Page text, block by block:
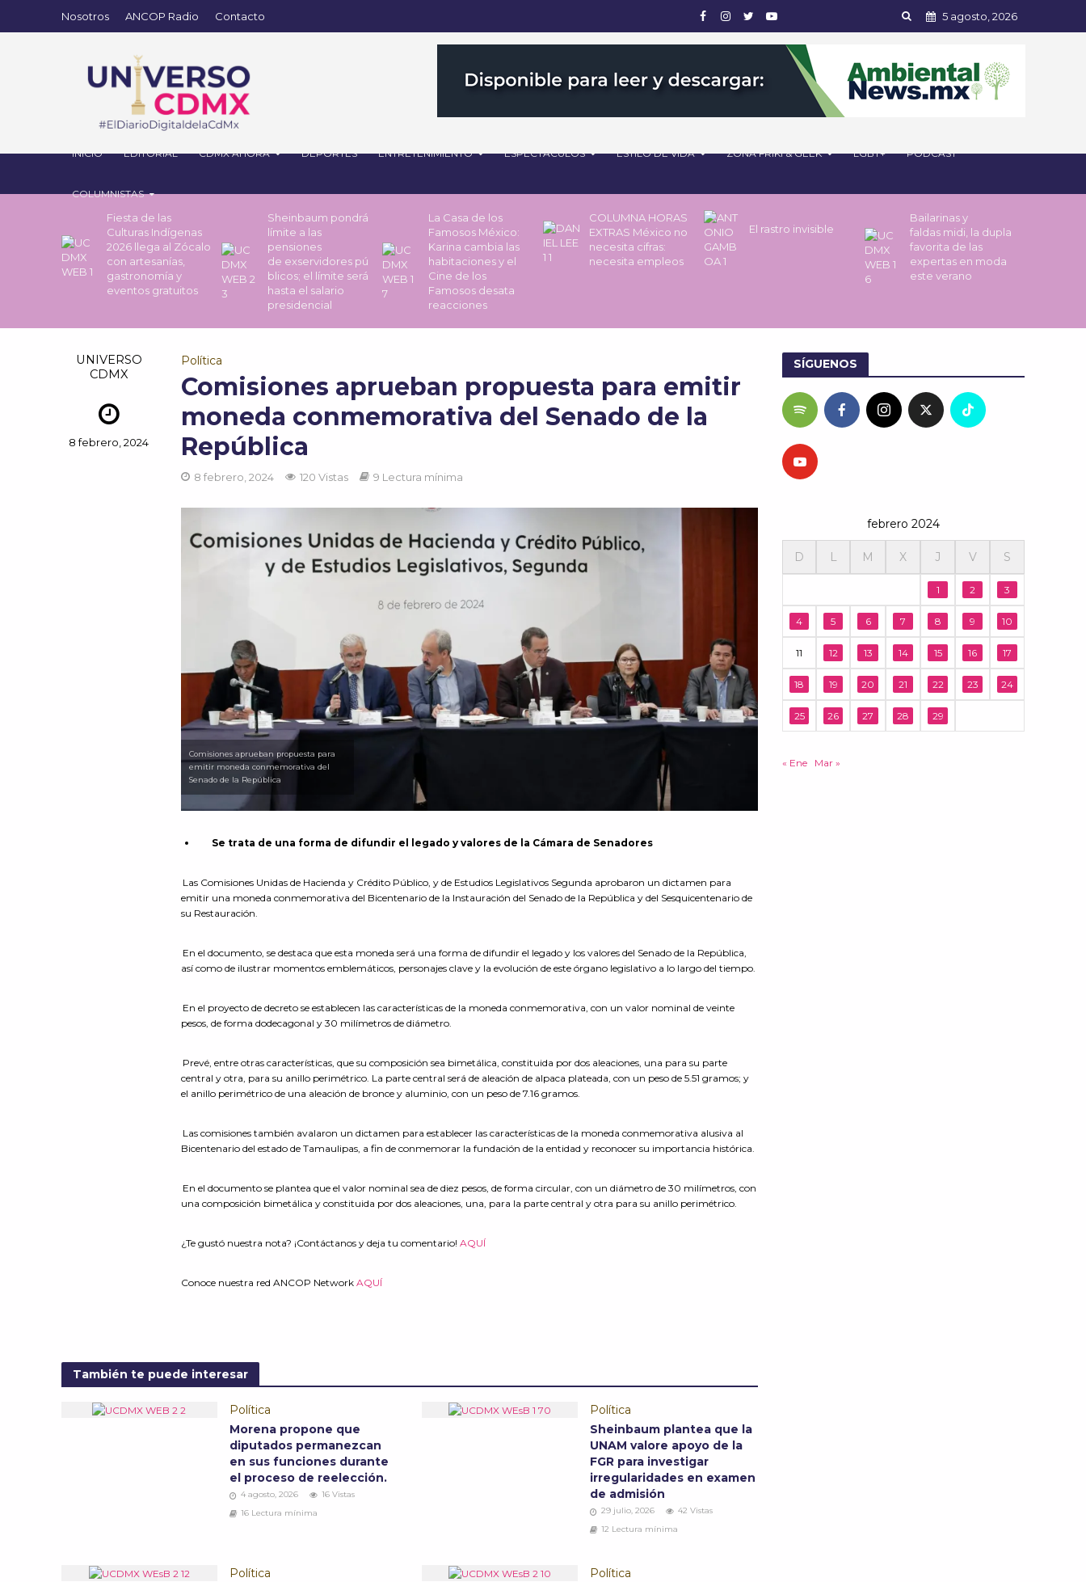
Nosotros ANCOP Radio Contacto 5 agosto, 2026
INICIO EDITORIAL CDMX AHORA DEPORTES ENTRETENIMIENTO ESPECTÁCULOS ESTILO DE VIDA ZONA FRIKI & GEEK LGBT+ PODCAST
COLUMNISTAS
Fiesta de las
Culturas Indígenas
2026 llega al Zócalo
con artesanías,
gastronomía y
eventos gratuitos
Sheinbaum pondrá
límite a las
pensiones
de exservidores pú
blicos; el límite será
hasta el salario
presidencial
La Casa de los
Famosos México:
Karina cambia las
habitaciones y el
Cine de los
Famosos desata
reacciones
COLUMNA HORAS
EXTRAS México no
necesita cifras:
necesita empleos
El rastro invisible
Bailarinas y
faldas midi, la dupla
favorita de las
expertas en moda
este verano
UNIVERSO
CDMX
8 febrero, 2024
Política
Comisiones aprueban propuesta para emitir
moneda conmemorativa del Senado de la
República
8 febrero, 2024 120 Vistas 9 Lectura mínima
Comisiones aprueban propuesta para
emitir moneda conmemorativa del
Senado de la República
Se trata de una forma de difundir el legado y valores de la Cámara de Senadores
Las Comisiones Unidas de Hacienda y Crédito Público, y de Estudios Legislativos Segunda aprobaron un dictamen para
emitir una moneda conmemorativa del Bicentenario de la Instauración del Senado de la República y del Sesquicentenario de
su Restauración.
En el documento, se destaca que esta moneda será una forma de difundir el legado y los valores del Senado de la República,
así como de ilustrar momentos emblemáticos, personajes clave y la evolución de este órgano legislativo a lo largo del tiempo.
En el proyecto de decreto se establecen las características de la moneda conmemorativa, con un valor nominal de veinte
pesos, de forma dodecagonal y 30 milímetros de diámetro.
Prevé, entre otras características, que su composición sea bimetálica, constituida por dos aleaciones, una para su parte
central y otra, para su anillo perimétrico. La parte central será de aleación de alpaca plateada, con un peso de 5.51 gramos; y
el anillo perimétrico de una aleación de bronce y aluminio, con un peso de 7.16 gramos.
Las comisiones también avalaron un dictamen para establecer las características de la moneda conmemorativa alusiva al
Bicentenario del estado de Tamaulipas, a fin de conmemorar la fundación de la entidad y reconocer su importancia histórica.
En el documento se plantea que el valor nominal sea de diez pesos, de forma circular, con un diámetro de 30 milímetros, con
una composición bimetálica y constituida por dos aleaciones, una, para la parte central y otra para su anillo perimétrico.
¿Te gustó nuestra nota? ¡Contáctanos y deja tu comentario!AQUÍ
Conoce nuestra red ANCOP NetworkAQUÍ
También te puede interesar
Política
Morena propone que
diputados permanezcan
en sus funciones durante
el proceso de reelección.
4 agosto, 2026
16 Vistas
16 Lectura mínima
Política
Sheinbaum plantea que la
UNAM valore apoyo de la
FGR para investigar
irregularidades en examen
de admisión
29 julio, 2026
42 Vistas
12 Lectura mínima
Política
Política
SÍGUENOS
febrero 2024
D L M X J V S
1 2 3
4 5 6 7 8 9 10
11 12 13 14 15 16 17
18 19 20 21 22 23 24
25 26 27 28 29
« Ene Mar »